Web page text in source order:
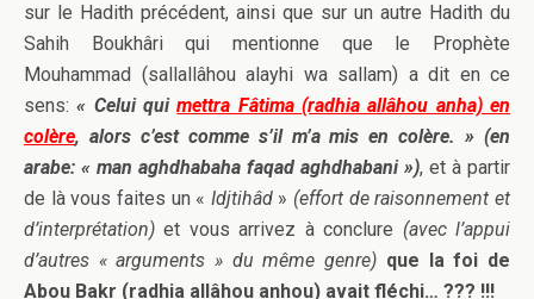
sur le Hadith précédent, ainsi que sur un autre Hadith du
Sahih Boukhâri qui mentionne que le Prophète
Mouhammad (sallallâhou alayhi wa sallam) a dit en ce
sens:« Celui quimettra Fâtima (radhia allâhou anha) en
colère, alors c’est comme s’il m’a mis en colère. » (en
arabe: « man aghdhabaha faqad aghdhabani »), et à partir
de là vous faites un « Idjtihâd» (effort de raisonnement et
d’interprétation) et vous arrivez à conclure (avec l’appui
d’autres « arguments » du même genre) que la foi de
Abou Bakr (radhia allâhou anhou) avait fléchi… ??? !!!